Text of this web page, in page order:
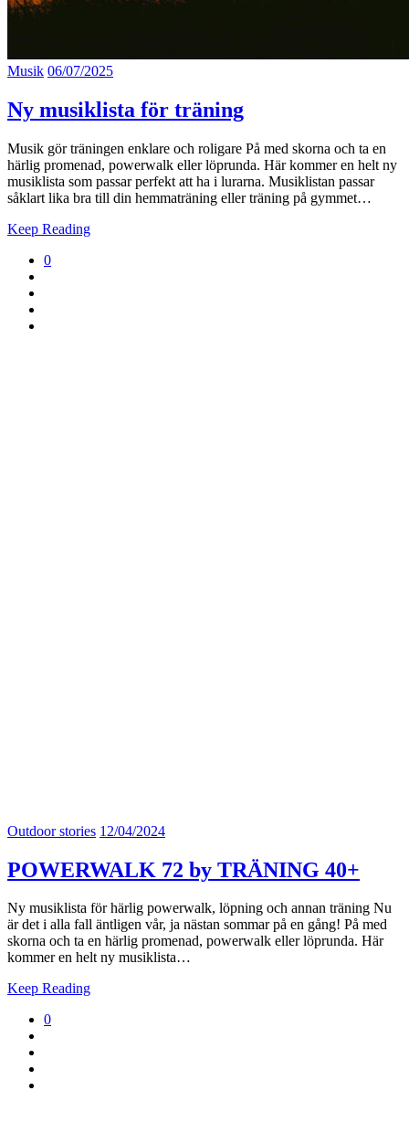
Musik 06/07/2025
Ny musiklista för träning
Musik gör träningen enklare och roligare På med skorna och ta en
härlig promenad, powerwalk eller löprunda. Här kommer en helt ny
musiklista som passar perfekt att ha i lurarna. Musiklistan passar
såklart lika bra till din hemmaträning eller träning på gymmet…
Keep Reading
0
Outdoor stories 12/04/2024
POWERWALK 72 by TRÄNING 40+
Ny musiklista för härlig powerwalk, löpning och annan träning Nu
är det i alla fall äntligen vår, ja nästan sommar på en gång! På med
skorna och ta en härlig promenad, powerwalk eller löprunda. Här
kommer en helt ny musiklista…
Keep Reading
0